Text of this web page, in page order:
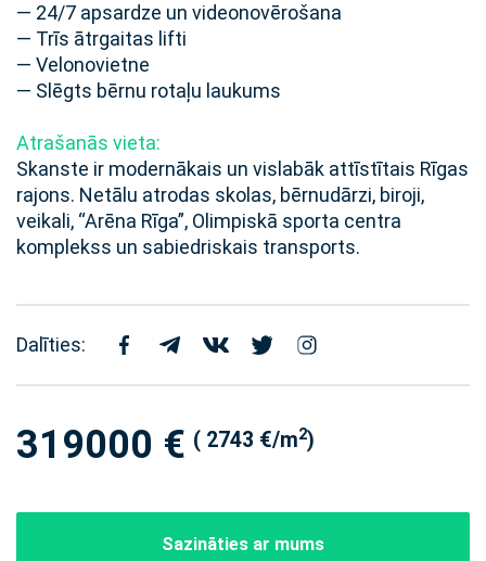
— 24/7 apsardze un videonovērošana
— Trīs ātrgaitas lifti
— Velonovietne
— Slēgts bērnu rotaļu laukums
Atrašanās vieta:
Skanste ir modernākais un vislabāk attīstītais Rīgas
rajons. Netālu atrodas skolas, bērnudārzi, biroji,
veikali, “Arēna Rīga”, Olimpiskā sporta centra
komplekss un sabiedriskais transports.
Dalīties:
319000 € ( 2743 €/m2)
Sazināties ar mums